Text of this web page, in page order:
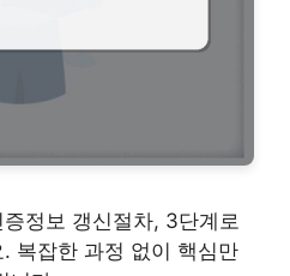
정보 갱신절차, 3단계로
복잡한 과정 없이 핵심만